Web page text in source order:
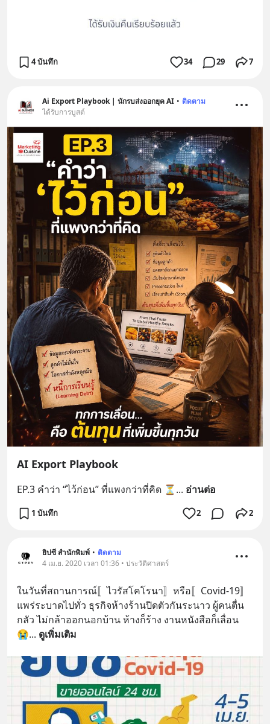
4 บันทึก 34 29 7
Ai Export Playbook | นักรบส่งออกยุค AI • ติดตาม
ได้รับการบูสต์
AI Export Playbook
EP.3 คำว่า “ไว้ก่อน” ที่แพงกว่าที่คิด ⏳ ... อ่านต่อ
1 บันทึก 2 2
ยิปซี สำนักพิมพ์ • ติดตาม
4 เม.ย. 2020 เวลา 01:36 • ประวัติศาสตร์
ในวันที่สถานการณ์〚ไวรัสโคโรนา〛หรือ〚Covid-19〛
แพร่ระบาดไปทั่ว ธุรกิจห้างร้านปิดตัวกันระนาว ผู้คนตื่น
กลัว ไม่กล้าออกนอกบ้าน ห้างก็ร้าง งานหนังสือก็เลื่อน
😭... ดูเพิ่มเติม